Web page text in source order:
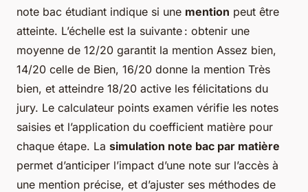
note bac étudiant indique si une mention peut être
atteinte. L’échelle est la suivante : obtenir une
moyenne de 12/20 garantit la mention Assez bien,
14/20 celle de Bien, 16/20 donne la mention Très
bien, et atteindre 18/20 active les félicitations du
jury. Le calculateur points examen vérifie les notes
saisies et l’application du coefficient matière pour
chaque étape. La simulation note bac par matière
permet d’anticiper l’impact d’une note sur l’accès à
une mention précise, et d’ajuster ses méthodes de